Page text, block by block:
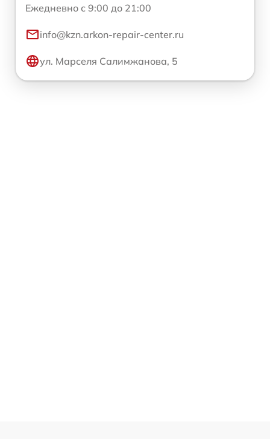
Ежедневно с 9:00 до 21:00
info@kzn.arkon-repair-center.ru
ул. Марселя Салимжанова, 5